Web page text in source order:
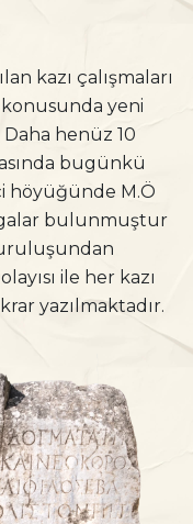
kazı çalışmaları
yeni
henüz 10
bugünkü
höyüğünde M.Ö
bulunmuştur
ile her kazı
yazılmaktadır.